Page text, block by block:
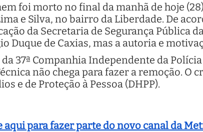
foi morto no final da manhã de hoje
e Silva, no bairro da Liberdade. De
da Secretaria de Segurança Pública
Duque de Caxias, mas a autoria e
37ª Companhia Independente da
não chega para fazer a remoção. O
e de Proteção à Pessoa (DHPP).
aqui para fazer parte do novo canal da